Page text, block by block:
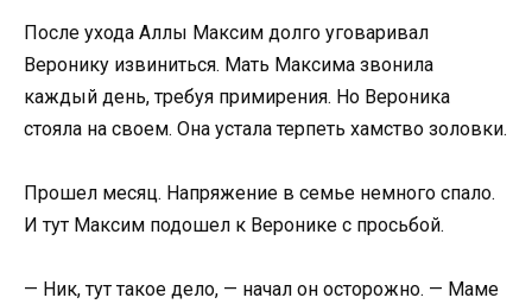
После ухода Аллы Максим долго уговаривал
Веронику извиниться. Мать Максима звонила
каждый день, требуя примирения. Но Вероника
стояла на своем. Она устала терпеть хамство золовки.
Прошел месяц. Напряжение в семье немного спало.
И тут Максим подошел к Веронике с просьбой.
— Ник, тут такое дело, — начал он осторожно. — Маме